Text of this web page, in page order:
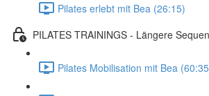
Pilates erlebt mit Bea (26:15)
PILATES TRAININGS - Längere
Pilates Mobilisation mit Bea